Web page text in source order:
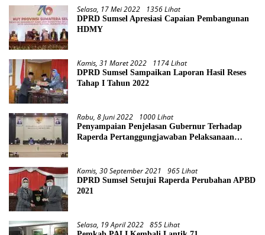
Selasa, 17 Mei 2022 1356 Lihat
DPRD Sumsel Apresiasi Capaian Pembangunan
HDMY
Kamis, 31 Maret 2022 1174 Lihat
DPRD Sumsel Sampaikan Laporan Hasil Reses
Tahap I Tahun 2022
Rabu, 8 Juni 2022 1000 Lihat
Penyampaian Penjelasan Gubernur Terhadap
Raperda Pertanggungjawaban Pelaksanaan
Kamis, 30 September 2021 965 Lihat
DPRD Sumsel Setujui Raperda Perubahan APBD
2021
Selasa, 19 April 2022 855 Lihat